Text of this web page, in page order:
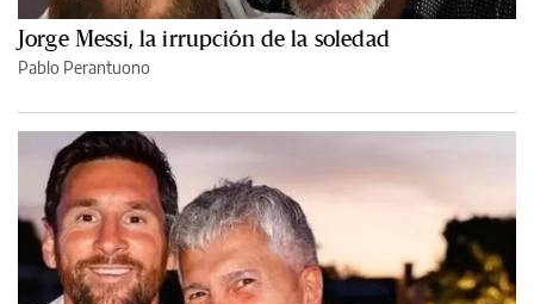
Jorge Messi, la irrupción de la soledad
Pablo Perantuono